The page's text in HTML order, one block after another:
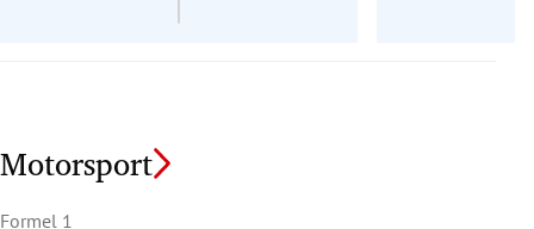
Motorsport
Formel 1